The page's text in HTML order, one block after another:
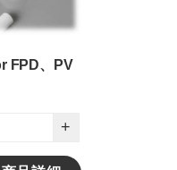
FPD、PV
+